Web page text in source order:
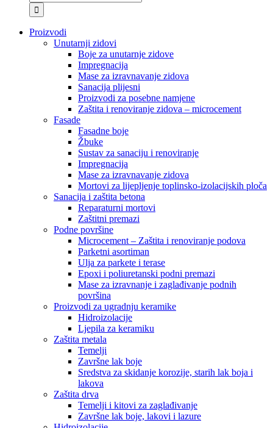
Proizvodi
Unutarnji zidovi
Boje za unutarnje zidove
Impregnacija
Mase za izravnavanje zidova
Sanacija plijesni
Proizvodi za posebne namjene
Zaštita i renoviranje zidova – microcement
Fasade
Fasadne boje
Žbuke
Sustav za sanaciju i renoviranje
Impregnacija
Mase za izravnavanje zidova
Mortovi za lijepljenje toplinsko-izolacijskih ploča
Sanacija i zaštita betona
Reparaturni mortovi
Zaštitni premazi
Podne površine
Microcement – Zaštita i renoviranje podova
Parketni asortiman
Ulja za parkete i terase
Epoxi i poliuretanski podni premazi
Mase za izravnanje i zaglađivanje podnih
površina
Proizvodi za ugradnju keramike
Hidroizolacije
Ljepila za keramiku
Zaštita metala
Temelji
Završne lak boje
Sredstva za skidanje korozije, starih lak boja i
lakova
Zaštita drva
Temelji i kitovi za zaglađivanje
Završne lak boje, lakovi i lazure